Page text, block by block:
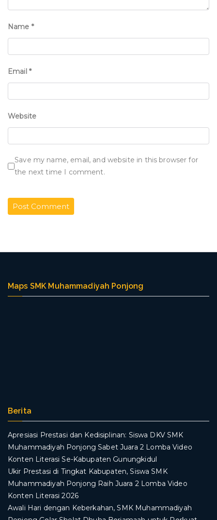
Name *
Email *
Website
Save my name, email, and website in this browser for
the next time I comment.
Maps SMK Muhammadiyah Ponjong
Berita
Apresiasi Prestasi dan Kedisiplinan: Siswa DKV SMK
Muhammadiyah Ponjong Sabet Juara 2 Lomba Video
Konten Literasi Se-Kabupaten Gunungkidul
Ukir Prestasi di Tingkat Kabupaten, Siswa SMK
Muhammadiyah Ponjong Raih Juara 2 Lomba Video
Konten Literasi 2026
Awali Hari dengan Keberkahan, SMK Muhammadiyah